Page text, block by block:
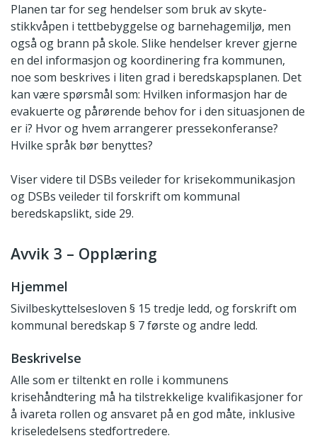
Planen tar for seg hendelser som bruk av skyte-
stikkvåpen i tettbebyggelse og barnehagemiljø, men
også og brann på skole. Slike hendelser krever gjerne
en del informasjon og koordinering fra kommunen,
noe som beskrives i liten grad i beredskapsplanen. Det
kan være spørsmål som: Hvilken informasjon har de
evakuerte og pårørende behov for i den situasjonen de
er i? Hvor og hvem arrangerer pressekonferanse?
Hvilke språk bør benyttes?
Viser videre til DSBs veileder for krisekommunikasjon
og DSBs veileder til forskrift om kommunal
beredskapslikt, side 29.
Avvik 3 – Opplæring
Hjemmel
Sivilbeskyttelsesloven § 15 tredje ledd, og forskrift om
kommunal beredskap § 7 første og andre ledd.
Beskrivelse
Alle som er tiltenkt en rolle i kommunens
krisehåndtering må ha tilstrekkelige kvalifikasjoner for
å ivareta rollen og ansvaret på en god måte, inklusive
kriseledelsens stedfortredere.